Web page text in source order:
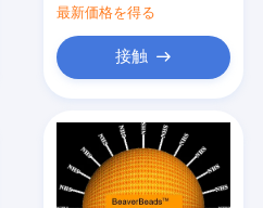
最新価格を得る
接触